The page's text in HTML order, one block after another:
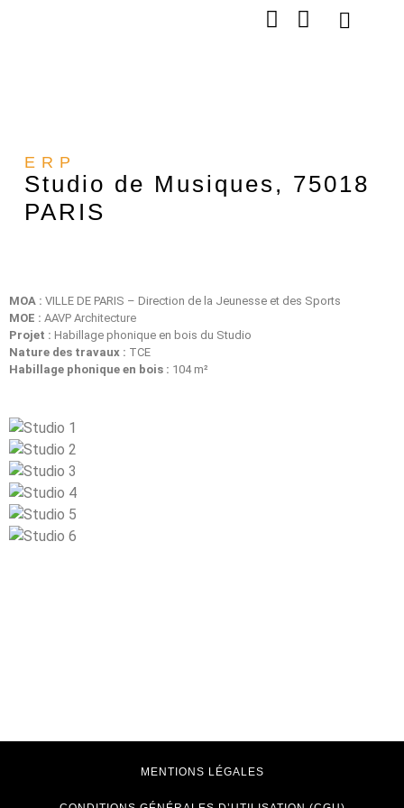
ERP
Studio de Musiques, 75018
PARIS
MOA : VILLE DE PARIS – Direction de la Jeunesse et des Sports
MOE : AAVP Architecture
Projet : Habillage phonique en bois du Studio
Nature des travaux : TCE
Habillage phonique en bois : 104 m²
MENTIONS LÉGALES